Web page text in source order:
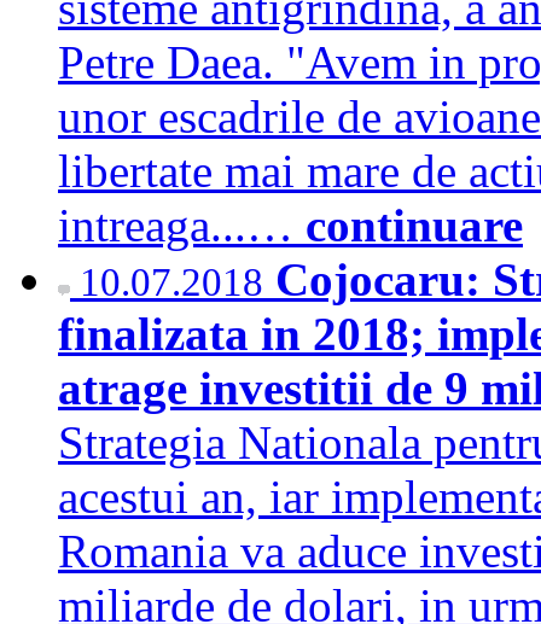
Petre Daea. "Avem in
unor escadrile de
libertate mai mare de
intreaga...… continuare
10.07.2018 Cojocaru:
finalizata in 2018;
atrage investitii de 9
Strategia Nationala
acestui an, iar
Romania va aduce
miliarde de dolari, in